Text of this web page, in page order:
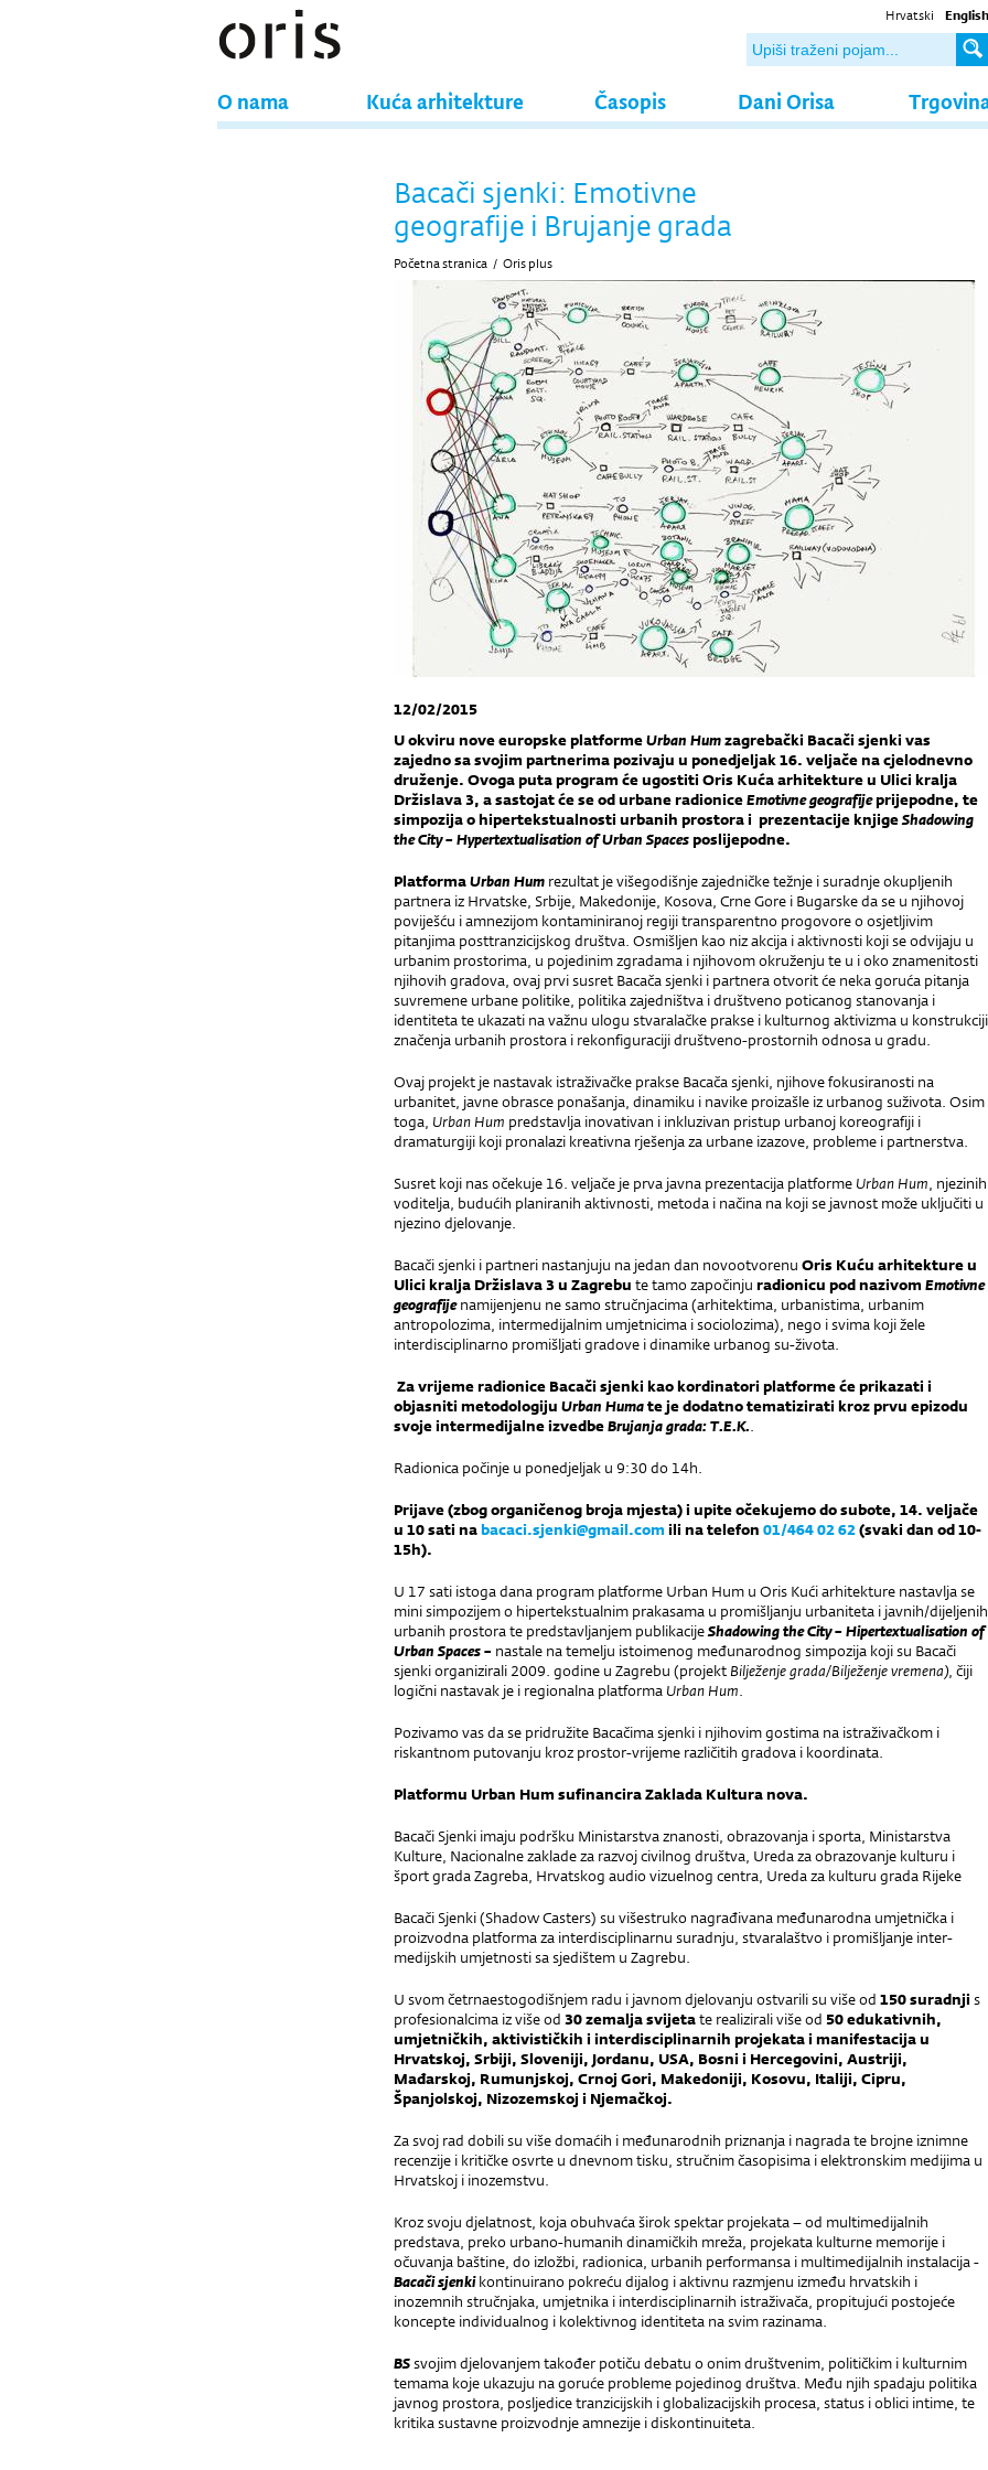
Hrvatski English
O nama Kuća arhitekture Časopis Dani Orisa
Bacači sjenki: Emotivne
geografije i Brujanje grada
Početna stranica / Oris plus
12/02/2015
U okviru nove europske platformeUrban Humzagrebački Bacači sjenki vas
zajedno sa svojim partnerima pozivaju u ponedjeljak 16. veljače na cjelodnevno
druženje. Ovoga puta program će ugostiti Oris Kuća arhitekture u Ulici kralja
Držislava 3, a sastojat će se od urbane radioniceEmotivne geografijeprijepodne, te
simpozija o hipertekstualnosti urbanih prostora i prezentacije knjigeShadowing
the City – Hypertextualisation of Urban Spacesposlijepodne.
PlatformaUrban Hum rezultat je višegodišnje zajedničke težnje i suradnje okupljenih
partnera iz Hrvatske, Srbije, Makedonije, Kosova, Crne Gore i Bugarske da se u njihovoj
poviješću i amnezijom kontaminiranoj regiji transparentno progovore o osjetljivim
pitanjima posttranzicijskog društva. Osmišljen kao niz akcija i aktivnosti koji se odvijaju u
urbanim prostorima, u pojedinim zgradama i njihovom okruženju te u i oko znamenitosti
njihovih gradova, ovaj prvi susret Bacača sjenki i partnera otvorit će neka goruća pitanja
suvremene urbane politike, politika zajedništva i društveno poticanog stanovanja i
identiteta te ukazati na važnu ulogu stvaralačke prakse i kulturnog aktivizma u konstrukciji
značenja urbanih prostora i rekonfiguraciji društveno-prostornih odnosa u gradu.
Ovaj projekt je nastavak istraživačke prakse Bacača sjenki, njihove fokusiranosti na
urbanitet, javne obrasce ponašanja, dinamiku i navike proizašle iz urbanog suživota. Osim
toga, Urban Hum predstavlja inovativan i inkluzivan pristup urbanoj koreografiji i
dramaturgiji koji pronalazi kreativna rješenja za urbane izazove, probleme i partnerstva.
Susret koji nas očekuje 16. veljače je prva javna prezentacija platforme Urban Hum, njezinih
voditelja, budućih planiranih aktivnosti, metoda i načina na koji se javnost može uključiti u
njezino djelovanje.
Bacači sjenki i partneri nastanjuju na jedan dan novootvorenu Oris Kuću arhitekture u
Ulici kralja Držislava 3 u Zagrebu te tamo započinju radionicu pod nazivom Emotivne
geografije namijenjenu ne samo stručnjacima (arhitektima, urbanistima, urbanim
antropolozima, intermedijalnim umjetnicima i sociolozima), nego i svima koji žele
interdisciplinarno promišljati gradove i dinamike urbanog su-života.
Za vrijeme radionice Bacači sjenki kao kordinatori platforme će prikazati i
objasniti metodologiju Urban Humate je dodatno tematizirati kroz prvu epizodu
svoje intermedijalne izvedbeBrujanja grada: T.E.K..
Radionica počinje u ponedjeljak u 9:30 do 14h.
Prijave (zbog organičenog broja mjesta) i upite očekujemo do subote, 14. veljače
u 10 sati nabacaci.sjenki@gmail.com ili na telefon 01/464 02 62(svaki dan od 10-
15h).
U 17 sati istoga dana program platforme Urban Hum u Oris Kući arhitekture nastavlja se
mini simpozijem o hipertekstualnim prakasama u promišljanju urbaniteta i javnih/dijeljenih
urbanih prostora te predstavljanjem publikacijeShadowing the City – Hipertextualisation of
Urban Spaces – nastale na temelju istoimenog međunarodnog simpozija koji su Bacači
sjenki organizirali 2009. godine u Zagrebu (projekt Bilježenje grada/Bilježenje vremena), čiji
logični nastavak je i regionalna platforma Urban Hum.
Pozivamo vas da se pridružite Bacačima sjenki i njihovim gostima na istraživačkom i
riskantnom putovanju kroz prostor-vrijeme različitih gradova i koordinata.
Platformu Urban Hum sufinancira Zaklada Kultura nova.
Bacači Sjenki imaju podršku Ministarstva znanosti, obrazovanja i sporta, Ministarstva
Kulture, Nacionalne zaklade za razvoj civilnog društva, Ureda za obrazovanje kulturu i
šport grada Zagreba, Hrvatskog audio vizuelnog centra, Ureda za kulturu grada Rijeke
Bacači Sjenki (Shadow Casters) su višestruko nagrađivana međunarodna umjetnička i
proizvodna platforma za interdisciplinarnu suradnju, stvaralaštvo i promišljanje inter-
medijskih umjetnosti sa sjedištem u Zagrebu.
U svom četrnaestogodišnjem radu i javnom djelovanju ostvarili su više od 150 suradnji s
profesionalcima iz više od 30 zemalja svijetate realizirali više od 50 edukativnih,
umjetničkih, aktivističkih i interdisciplinarnih projekata i manifestacija u
Hrvatskoj, Srbiji, Sloveniji, Jordanu, USA, Bosni i Hercegovini, Austriji,
Mađarskoj, Rumunjskoj, Crnoj Gori, Makedoniji, Kosovu, Italiji, Cipru,
Španjolskoj, Nizozemskoj i Njemačkoj.
Za svoj rad dobili su više domaćih i međunarodnih priznanja i nagrada te brojne iznimne
recenzije i kritičke osvrte u dnevnom tisku, stručnim časopisima i elektronskim medijima u
Hrvatskoj i inozemstvu.
Kroz svoju djelatnost, koja obuhvaća širok spektar projekata – od multimedijalnih
predstava, preko urbano-humanih dinamičkih mreža, projekata kulturne memorije i
očuvanja baštine, do izložbi, radionica, urbanih performansa i multimedijalnih instalacija -
Bacači sjenki kontinuirano pokreću dijalog i aktivnu razmjenu između hrvatskih i
inozemnih stručnjaka, umjetnika i interdisciplinarnih istraživača, propitujući postojeće
koncepte individualnog i kolektivnog identiteta na svim razinama.
BSsvojim djelovanjem također potiču debatu o onim društvenim, političkim i kulturnim
temama koje ukazuju na goruće probleme pojedinog društva. Među njih spadaju politika
javnog prostora, posljedice tranzicijskih i globalizacijskih procesa, status i oblici intime, te
kritika sustavne proizvodnje amnezije i diskontinuiteta.